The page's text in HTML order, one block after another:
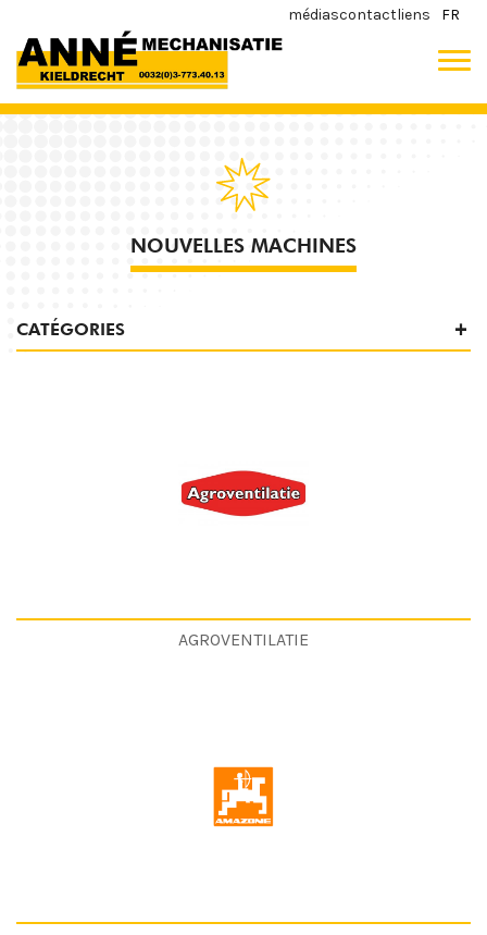
médiascontactliens FR
NOUVELLES MACHINES
CATÉGORIES
AGROVENTILATIE